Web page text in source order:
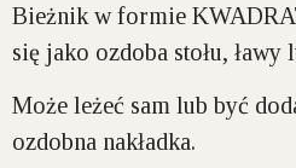
Bieżnik w formie
się jako ozdoba stołu, ławy
Może leżeć sam lub być
ozdobna nakładka.